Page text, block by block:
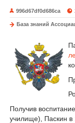
996d67df0d686ca
База знаний
Получив
училище), Паскин в